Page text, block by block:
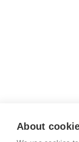
About